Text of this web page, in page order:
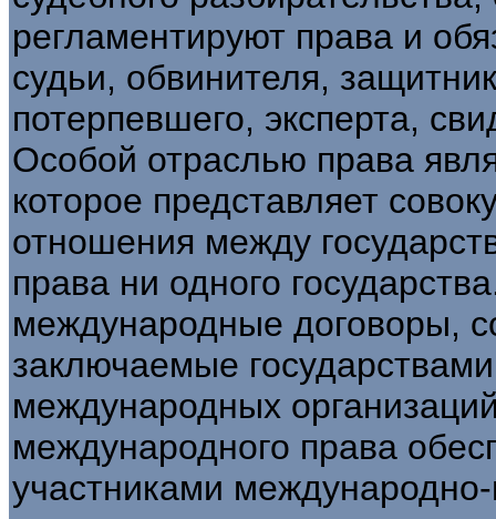
регламентируют права и
судьи, обвинителя,
потерпевшего, эксперта,
Особой отраслью права
которое представляет
отношения между
права ни одного
международные договоры,
заключаемые
международных
международного права
участниками